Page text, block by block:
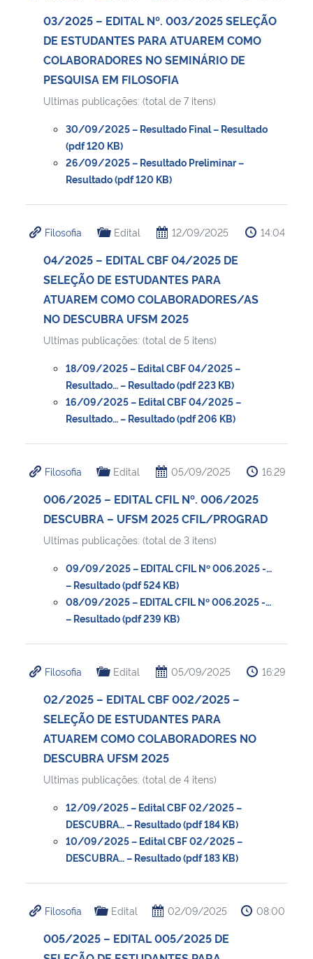
03/2025 – EDITAL Nº. 003/2025 SELEÇÃO
DE ESTUDANTES PARA ATUAREM COMO
COLABORADORES NO SEMINÁRIO DE
PESQUISA EM FILOSOFIA
Ultimas publicações: (total de 7 itens)
30/09/2025 – Resultado Final – Resultado
(pdf 120 KB)
26/09/2025 – Resultado Preliminar –
Resultado (pdf 120 KB)
Filosofia Edital 12/09/2025 14:04
04/2025 – EDITAL CBF 04/2025 DE
SELEÇÃO DE ESTUDANTES PARA
ATUAREM COMO COLABORADORES/AS
NO DESCUBRA UFSM 2025
Ultimas publicações: (total de 5 itens)
18/09/2025 – Edital CBF 04/2025 –
Resultado… – Resultado (pdf 223 KB)
16/09/2025 – Edital CBF 04/2025 –
Resultado… – Resultado (pdf 206 KB)
Filosofia Edital 05/09/2025 16:29
006/2025 – EDITAL CFIL Nº. 006/2025
DESCUBRA – UFSM 2025 CFIL/PROGRAD
Ultimas publicações: (total de 3 itens)
09/09/2025 – EDITAL CFIL Nº 006.2025 -…
– Resultado (pdf 524 KB)
08/09/2025 – EDITAL CFIL Nº 006.2025 -…
– Resultado (pdf 239 KB)
Filosofia Edital 05/09/2025 16:29
02/2025 – EDITAL CBF 002/2025 –
SELEÇÃO DE ESTUDANTES PARA
ATUAREM COMO COLABORADORES NO
DESCUBRA UFSM 2025
Ultimas publicações: (total de 4 itens)
12/09/2025 – Edital CBF 02/2025 –
DESCUBRA… – Resultado (pdf 184 KB)
10/09/2025 – Edital CBF 02/2025 –
DESCUBRA… – Resultado (pdf 183 KB)
Filosofia Edital 02/09/2025 08:00
005/2025 – EDITAL 005/2025 DE